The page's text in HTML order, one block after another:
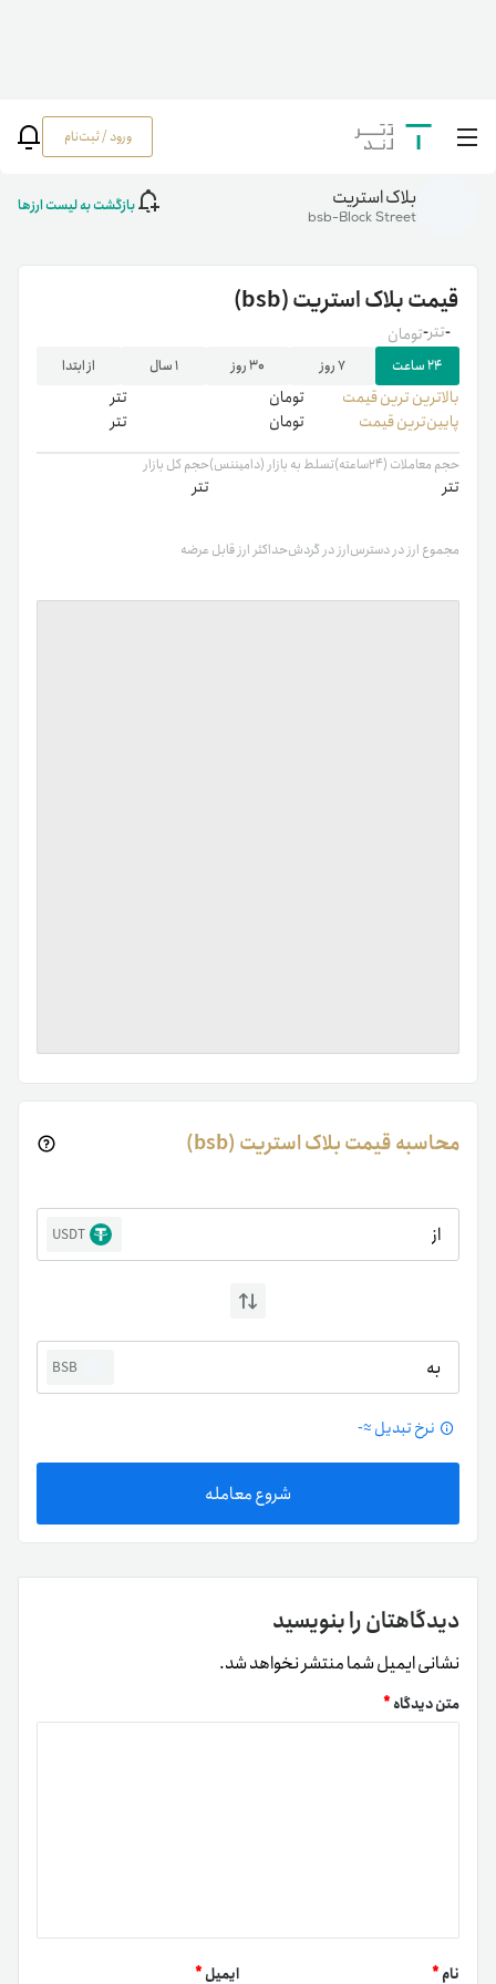
ورود / ثبت‌نام خانه رمزارزها/
bsb
بلاک استریت
bsb-Block Street
بازگشت به لیست ارزها
قیمتبلاک استریت
-تومان -تتر
۲۴ ساعت ۷ روز ۳۰ روز ۱ سال از ابتدا
بالاترین ‌ترین قیمت تومان
تتر
پایین‌ترین قیمت
تومان تتر
حجم معاملات (۲۴ساعته)
تتر
تسلط به بازار (دامیننس)حجم کل بازار
تتر
مجموع ارز در دسترسارز در گردشحداکثر ارز قابل عرضه
محاسبه قیمت بلاک استریت (bsb)
از USDT
به BSB
نرخ تبدیل ≈-
شروع معامله
دیدگاهتان را بنویسید
نشانی ایمیل شما منتشر نخواهد شد.
متن دیدگاه*
نام* ایمیل*